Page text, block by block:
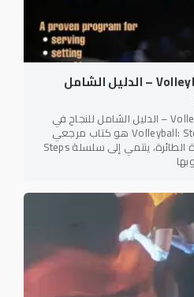
Volleyball Steps to Success – الدليل الشامل
📘 Volleyball: Steps to Success – الدليل الشامل للنجاح في
كرة الطائرة Volleyball: Steps to Success هو كتاب مرجعي
في تعلم وتطوير مهارات كرة الطائرة، ينتمي إلى سلسلة Steps